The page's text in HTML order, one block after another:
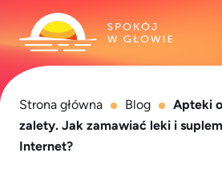
Strona główna Blog
Apteki
zalety. Jak zamawiać leki i
Internet?